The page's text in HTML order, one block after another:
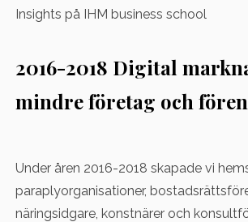
Insights på IHM business school
2016-2018 Digital
mindre företag och
Under åren 2016-2018 skapade vi
paraplyorganisationer,
näringsidgare, konstnärer och